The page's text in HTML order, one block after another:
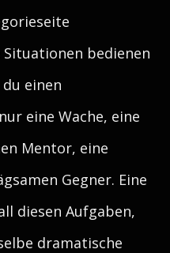
bedienen
einen
eine Wache, eine
Mentor, eine
Gegner. Eine
diesen Aufgaben,
dramatische